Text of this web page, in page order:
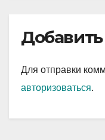
Для отправки
авторизоваться.